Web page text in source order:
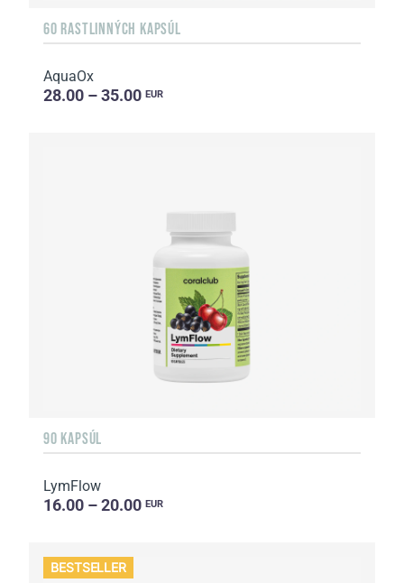
60 RASTLINNÝCH KAPSÚL
AquaOx
28.00 – 35.00 EUR
90 KAPSÚL
LymFlow
16.00 – 20.00 EUR
BESTSELLER